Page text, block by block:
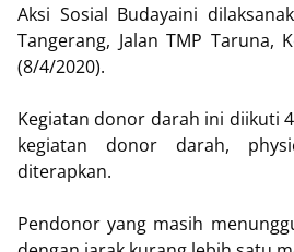
Aksi Sosial Budayaini
Tangerang, Jalan TMP Taruna,
(8/4/2020).
Kegiatan donor darah ini diikuti
kegiatan donor darah,
diterapkan.
Pendonor yang masih